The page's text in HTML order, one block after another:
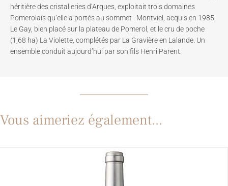
héritière des cristalleries d’Arques, exploitait trois domaines
Pomerolais qu’elle a portés au sommet : Montviel, acquis en 1985,
Le Gay, bien placé sur la plateau de Pomerol, et le cru de poche
(1,68 ha) La Violette, complétés par La Gravière en Lalande. Un
ensemble conduit aujourd’hui par son fils Henri Parent.
Vous aimeriez également...